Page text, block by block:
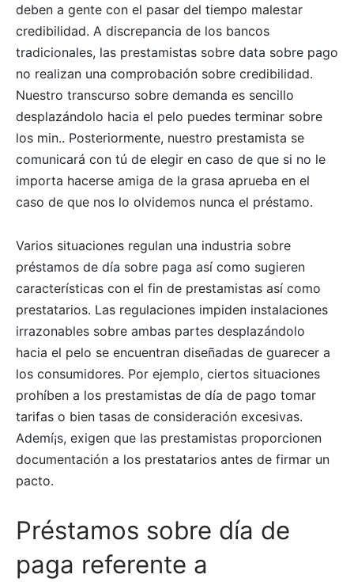
deben a gente con el pasar del tiempo malestar
credibilidad. A discrepancia de los bancos
tradicionales, las prestamistas sobre data sobre pago
no realizan una comprobación sobre credibilidad.
Nuestro transcurso sobre demanda es sencillo
desplazándolo hacia el pelo puedes terminar sobre
los min.. Posteriormente, nuestro prestamista se
comunicará con tú de elegir en caso de que si no le
importa hacerse amiga de la grasa aprueba en el
caso de que nos lo olvidemos nunca el préstamo.
Varios situaciones regulan una industria sobre
préstamos de día sobre paga así­ como sugieren
características con el fin de prestamistas así­ como
prestatarios. Las regulaciones impiden instalaciones
irrazonables sobre ambas partes desplazándolo
hacia el pelo se encuentran diseñadas de guarecer a
los consumidores. Por ejemplo, ciertos situaciones
prohíben a los prestamistas de día de pago tomar
tarifas o bien tasas de consideración excesivas.
Ademí¡s, exigen que las prestamistas proporcionen
documentación a los prestatarios antes de firmar un
pacto.
Préstamos sobre día de
paga referente a